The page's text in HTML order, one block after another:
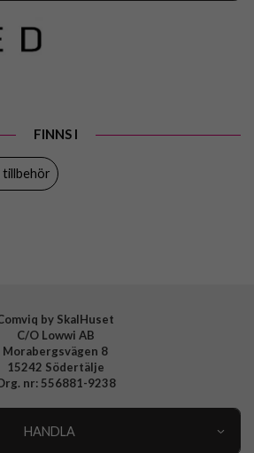
FIXTAG-CARD-OR
FINNS I
tillbehör
by SkalHuset
C/O Lowwi AB
Morabergsvägen 8
15242 Södertälje
nr: 556881-9238
HANDLA